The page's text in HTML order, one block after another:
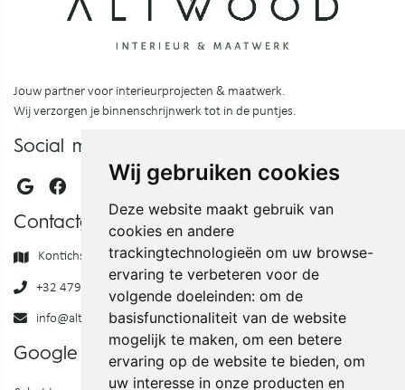
Wij gebruiken cookies
Deze website maakt gebruik van
cookies en andere
trackingtechnologieën om uw browse-
ervaring te verbeteren voor de
volgende doeleinden: om de
basisfunctionaliteit van de website
mogelijk te maken, om een betere
ervaring op de website te bieden, om
uw interesse in onze producten en
Contactgegevens
Kontichsesteenweg 54, 2630 Aartselaar
+32 479 46 68 03
info@altwood.be
Google translate
Jouw partner voor interieurprojecten & maatwerk.
Wij verzorgen je binnenschrijnwerk tot in de puntjes.
Social media